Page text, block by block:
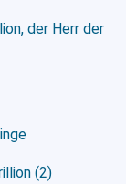
der Herr der
(2)